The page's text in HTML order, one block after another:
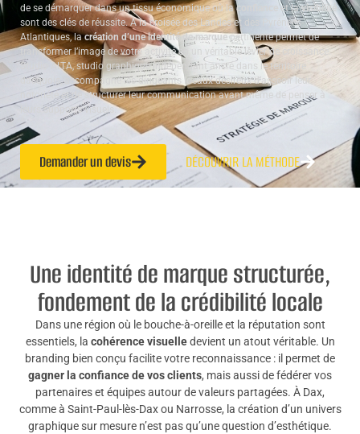
de se démarquer dans un tissu économique où laconfiance et lavisibilité
sont des clés de réussite. À la croisée des Landes et des Pyrénées-
Atlantiques, lacréation d’une identité de marquepertinente permet de
transformer l’image de votre activité en un véritable levier de croissance.
Studio ALTA, studio graphique indépendant ancré dans le territoire
dacquois, accompagne les dirigeants locaux désireux d’asseoir leur
notoriété et de structurer leur communication avant même de penser à
leurs supports visuels.
Demander un devis DÉCOUVRIR LA MÉTHODE
Une identité de marque structurée,
fondement de la crédibilité locale
Dans une région où le bouche-à-oreille et la réputation sont
essentiels, la cohérence visuelledevient un atout véritable. Un
branding bien conçu facilite votre reconnaissance : il permet de
gagner la confiance de vos clients, mais aussi de fédérer vos
partenaires et équipes autour de valeurs partagées. À Dax,
comme à Saint-Paul-lès-Dax ou Narrosse, la création d’un univers
graphique sur mesure n’est pas qu’une question d’esthétique.